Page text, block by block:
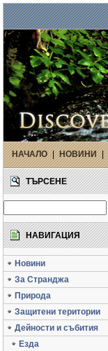
НАЧАЛО | НОВИНИ |
ТЪРСЕНЕ
НАВИГАЦИЯ
Новини
За Странджа
Природа
Защитени територии
Дейности и събития
Езда